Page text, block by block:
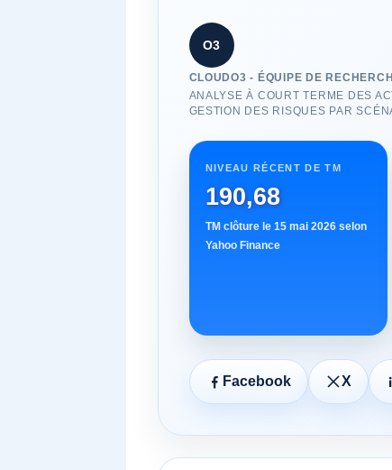
O3
CLOUDO3 - ÉQUIPE DE
ANALYSE À COURT TERME DES
GESTION DES RISQUES PAR
NIVEAU RÉCENT DE TM
190,68
TM clôture le 15 mai 2026 selon
Yahoo Finance
Facebook X